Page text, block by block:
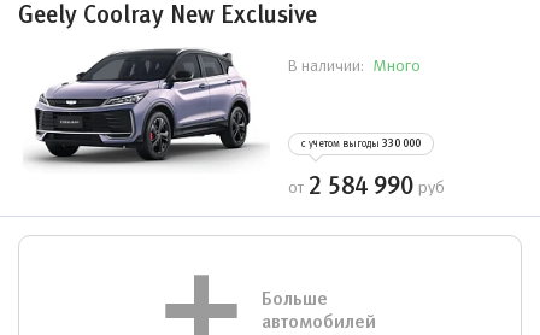
Geely Coolray New Exclusive
В наличии: Много
с учетом выгоды 330 000
от 2 584 990 руб
Больше
автомобилей